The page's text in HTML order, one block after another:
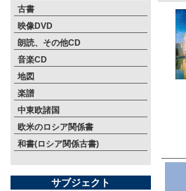
古書
映像DVD
朗読、その他CD
音楽CD
地図
楽譜
中東欧諸国
欧米のロシア関係書
和書(ロシア関係古書)
サブジェクト